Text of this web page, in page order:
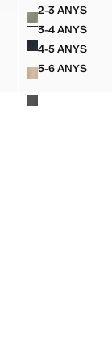
2-3 ANYS
3-4 ANYS
4-5 ANYS
5-6 ANYS
Colors